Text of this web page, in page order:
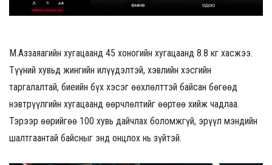
М.Аззаяагийн хугацаанд 45 хоногийн хугацаанд 8.8 кг хасжээ.
Түүний хувьд жингийн илүүдэлтэй, хэвлийн хэсгийн
таргалалтай, биеийн бүх хэсэг өөхлөлттэй байсан бөгөөд
нэвтрүүлгийн хугацаанд өөрчлөлтийг өөртөө хийж чадлаа.
Тэрээр өөрийгөө 100 хувь дайчлах боломжгүй, эрүүл мэндийн
шалтгаантай байсныг энд онцлох нь зүйтэй.